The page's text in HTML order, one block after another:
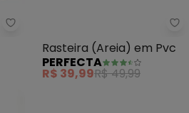
Perfecta - Rasteira (Bege) em
Rasteira (Areia) em Pvc
PERFECTA
R$ 39,99R$ 49,99